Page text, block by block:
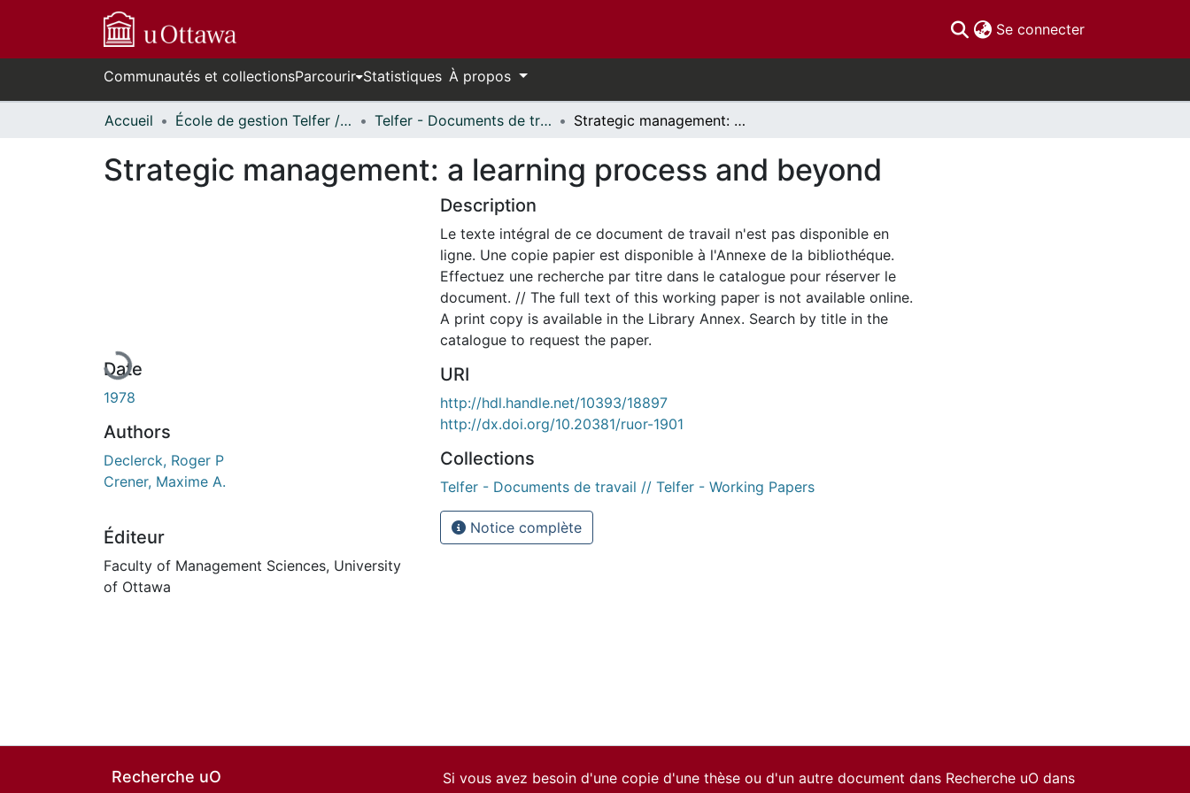
Se connecter(current)
Communautés et collectionsParcourir Statistiques À propos
Accueil École de gestion Telfer // Telfer School of Management Telfer - Documents de travail // Telfer - Working Papers Strategic management: a learning process and beyond
Strategic management: a learning process and beyond
Date
1978
Authors
Declerck, Roger P
Crener, Maxime A.
Éditeur
Faculty of Management Sciences, University
of Ottawa
Description
Le texte intégral de ce document de travail n'est pas disponible en
ligne. Une copie papier est disponible à l'Annexe de la bibliothéque.
Effectuez une recherche par titre dans le catalogue pour réserver le
document. // The full text of this working paper is not available online.
A print copy is available in the Library Annex. Search by title in the
catalogue to request the paper.
URI
http://hdl.handle.net/10393/18897
http://dx.doi.org/10.20381/ruor-1901
Collections
Telfer - Documents de travail // Telfer - Working Papers
Notice complète
Recherche uO
Si vous avez besoin d'une copie d'une thèse ou d'un autre document dans Recherche uO dans